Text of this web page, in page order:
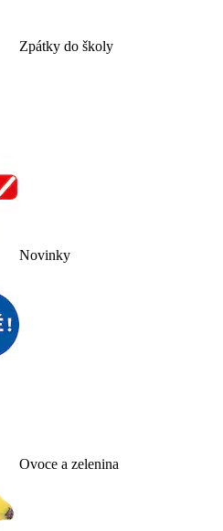
Zpátky do školy
Novinky
Ovoce a zelenina